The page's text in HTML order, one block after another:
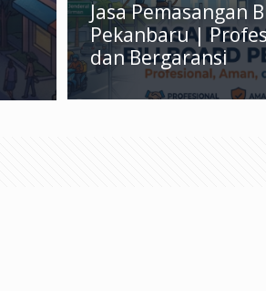
Jasa Pemasangan
Pekanbaru |
dan Bergaransi